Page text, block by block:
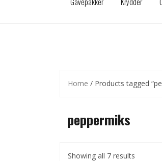
Home / Products tagged
peppermiks
Showing all 7 results